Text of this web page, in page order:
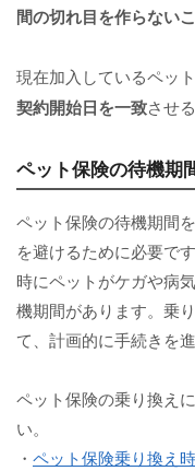
間の切れ目を作らない
現在加入しているペッ
契約開始日を一致させ
ペット保険の待機期
ペット保険の待機期間
を避けるために必要で
時にペットがケガや病
機期間があります。乗
て、計画的に手続きを
ペット保険の乗り換え
い。
・ ペット保険乗り換え